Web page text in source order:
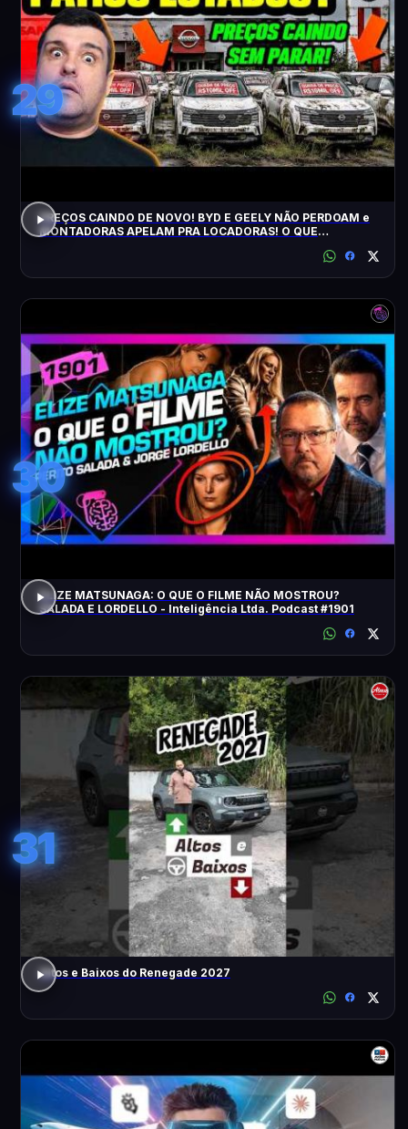
29
PREÇOS CAINDO DE NOVO! BYD E GEELY NÃO PERDOAM e
MONTADORAS APELAM PRA LOCADORAS! O QUE
30
ELIZE MATSUNAGA: O QUE O FILME NÃO MOSTROU?
SALADA E LORDELLO - Inteligência Ltda. Podcast #1901
31
Altos e Baixos do Renegade 2027